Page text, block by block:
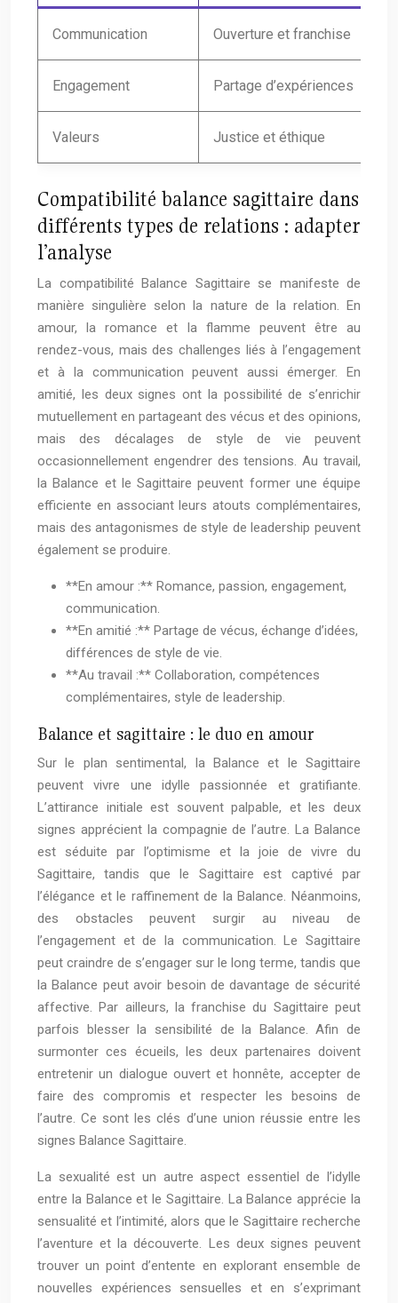
Communication Ouverture et franchise
Engagement Partage d’expériences
Valeurs Justice et éthique
Compatibilité balance sagittaire dans
différents types de relations : adapter
l’analyse
La compatibilité Balance Sagittaire se manifeste de
manière singulière selon la nature de la relation. En
amour, la romance et la flamme peuvent être au
rendez-vous, mais des challenges liés à l’engagement
et à la communication peuvent aussi émerger. En
amitié, les deux signes ont la possibilité de s’enrichir
mutuellement en partageant des vécus et des opinions,
mais des décalages de style de vie peuvent
occasionnellement engendrer des tensions. Au travail,
la Balance et le Sagittaire peuvent former une équipe
efficiente en associant leurs atouts complémentaires,
mais des antagonismes de style de leadership peuvent
également se produire.
**En amour :** Romance, passion, engagement,
communication.
**En amitié :** Partage de vécus, échange d’idées,
différences de style de vie.
**Au travail :** Collaboration, compétences
complémentaires, style de leadership.
Balance et sagittaire : le duo en amour
Sur le plan sentimental, la Balance et le Sagittaire
peuvent vivre une idylle passionnée et gratifiante.
L’attirance initiale est souvent palpable, et les deux
signes apprécient la compagnie de l’autre. La Balance
est séduite par l’optimisme et la joie de vivre du
Sagittaire, tandis que le Sagittaire est captivé par
l’élégance et le raffinement de la Balance. Néanmoins,
des obstacles peuvent surgir au niveau de
l’engagement et de la communication. Le Sagittaire
peut craindre de s’engager sur le long terme, tandis que
la Balance peut avoir besoin de davantage de sécurité
affective. Par ailleurs, la franchise du Sagittaire peut
parfois blesser la sensibilité de la Balance. Afin de
surmonter ces écueils, les deux partenaires doivent
entretenir un dialogue ouvert et honnête, accepter de
faire des compromis et respecter les besoins de
l’autre. Ce sont les clés d’une union réussie entre les
signes Balance Sagittaire.
La sexualité est un autre aspect essentiel de l’idylle
entre la Balance et le Sagittaire. La Balance apprécie la
sensualité et l’intimité, alors que le Sagittaire recherche
l’aventure et la découverte. Les deux signes peuvent
trouver un point d’entente en explorant ensemble de
nouvelles expériences sensuelles et en s’exprimant